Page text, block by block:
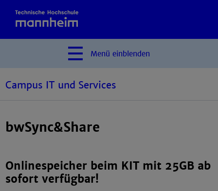
Menü einblenden
Campus IT und Services
bwSync&Share
Onlinespeicher beim KIT mit 25GB ab
sofort verfügbar!